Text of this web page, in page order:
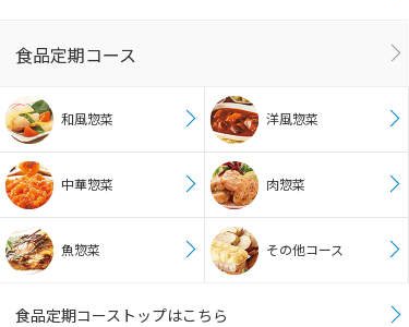
食品定期コース
和風惣菜 洋風惣菜
中華惣菜 肉惣菜
魚惣菜 その他コース
食品定期コーストップはこちら